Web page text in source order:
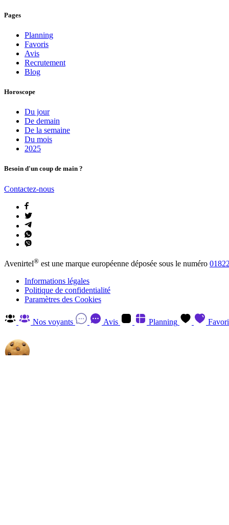
Pages
Planning
Favoris
Avis
Recrutement
Blog
Horoscope
Du jour
De demain
De la semaine
Du mois
2025
Besoin d'un coup de main ?
Contactez-nous
Avenirtel® est une marque européenne déposée sous le numéro
Informations légales
Politique de confidentialité
Paramètres des Cookies
Nos voyants Avis Planning